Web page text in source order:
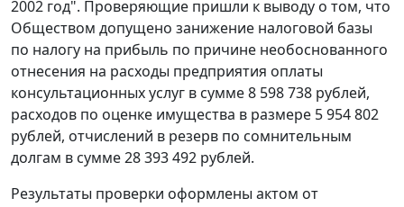
2002 год". Проверяющие пришли к выводу о том, что
Обществом допущено занижение налоговой базы
по налогу на прибыль по причине необоснованного
отнесения на расходы предприятия оплаты
консультационных услуг в сумме 8 598 738 рублей,
расходов по оценке имущества в размере 5 954 802
рублей, отчислений в резерв по сомнительным
долгам в сумме 28 393 492 рублей.
Результаты проверки оформлены актом от